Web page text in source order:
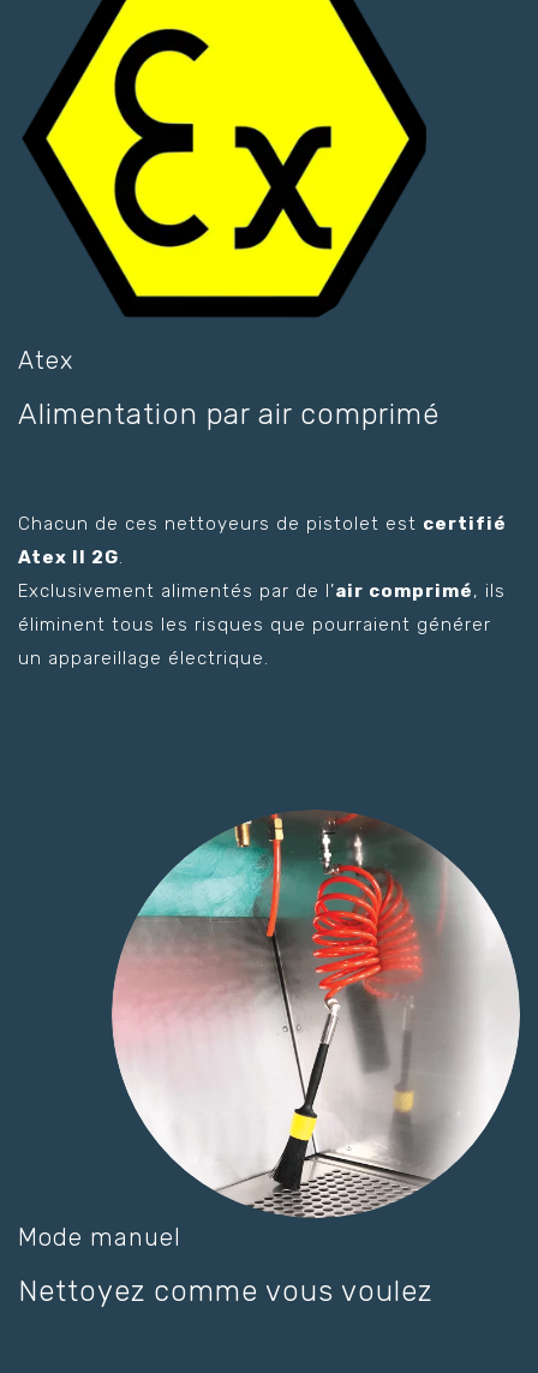
Atex
Alimentation par air comprimé
Chacun de ces nettoyeurs de pistolet est certifié
Atex II 2G.
Exclusivement alimentés par de l’air comprimé, ils
éliminent tous les risques que pourraient générer
un appareillage électrique.
Mode manuel
Nettoyez comme vous voulez